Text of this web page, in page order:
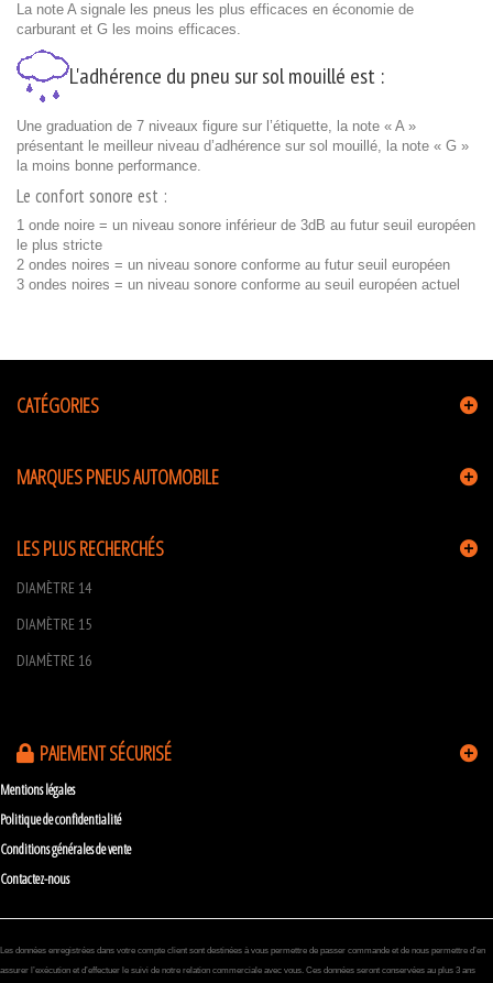
La note A signale les pneus les plus efficaces en économie de
carburant et G les moins efficaces.
L'adhérence du pneu sur sol mouillé est :
Une graduation de 7 niveaux figure sur l’étiquette, la note « A »
présentant le meilleur niveau d’adhérence sur sol mouillé, la note « G »
la moins bonne performance.
Le confort sonore est :
1 onde noire = un niveau sonore inférieur de 3dB au futur seuil européen
le plus stricte
2 ondes noires = un niveau sonore conforme au futur seuil européen
3 ondes noires = un niveau sonore conforme au seuil européen actuel
CATÉGORIES
MARQUES PNEUS AUTOMOBILE
LES PLUS RECHERCHÉS
DIAMÈTRE 14
DIAMÈTRE 15
DIAMÈTRE 16
PAIEMENT SÉCURISÉ
Mentions légales
Politique de confidentialité
Conditions générales de vente
Contactez-nous
Les données enregistrées dans votre compte client sont destinées à vous permettre de passer commande et de nous permettre d’en
assurer l’exécution et d’effectuer le suivi de notre relation commerciale avec vous. Ces données seront conservées au plus 3 ans